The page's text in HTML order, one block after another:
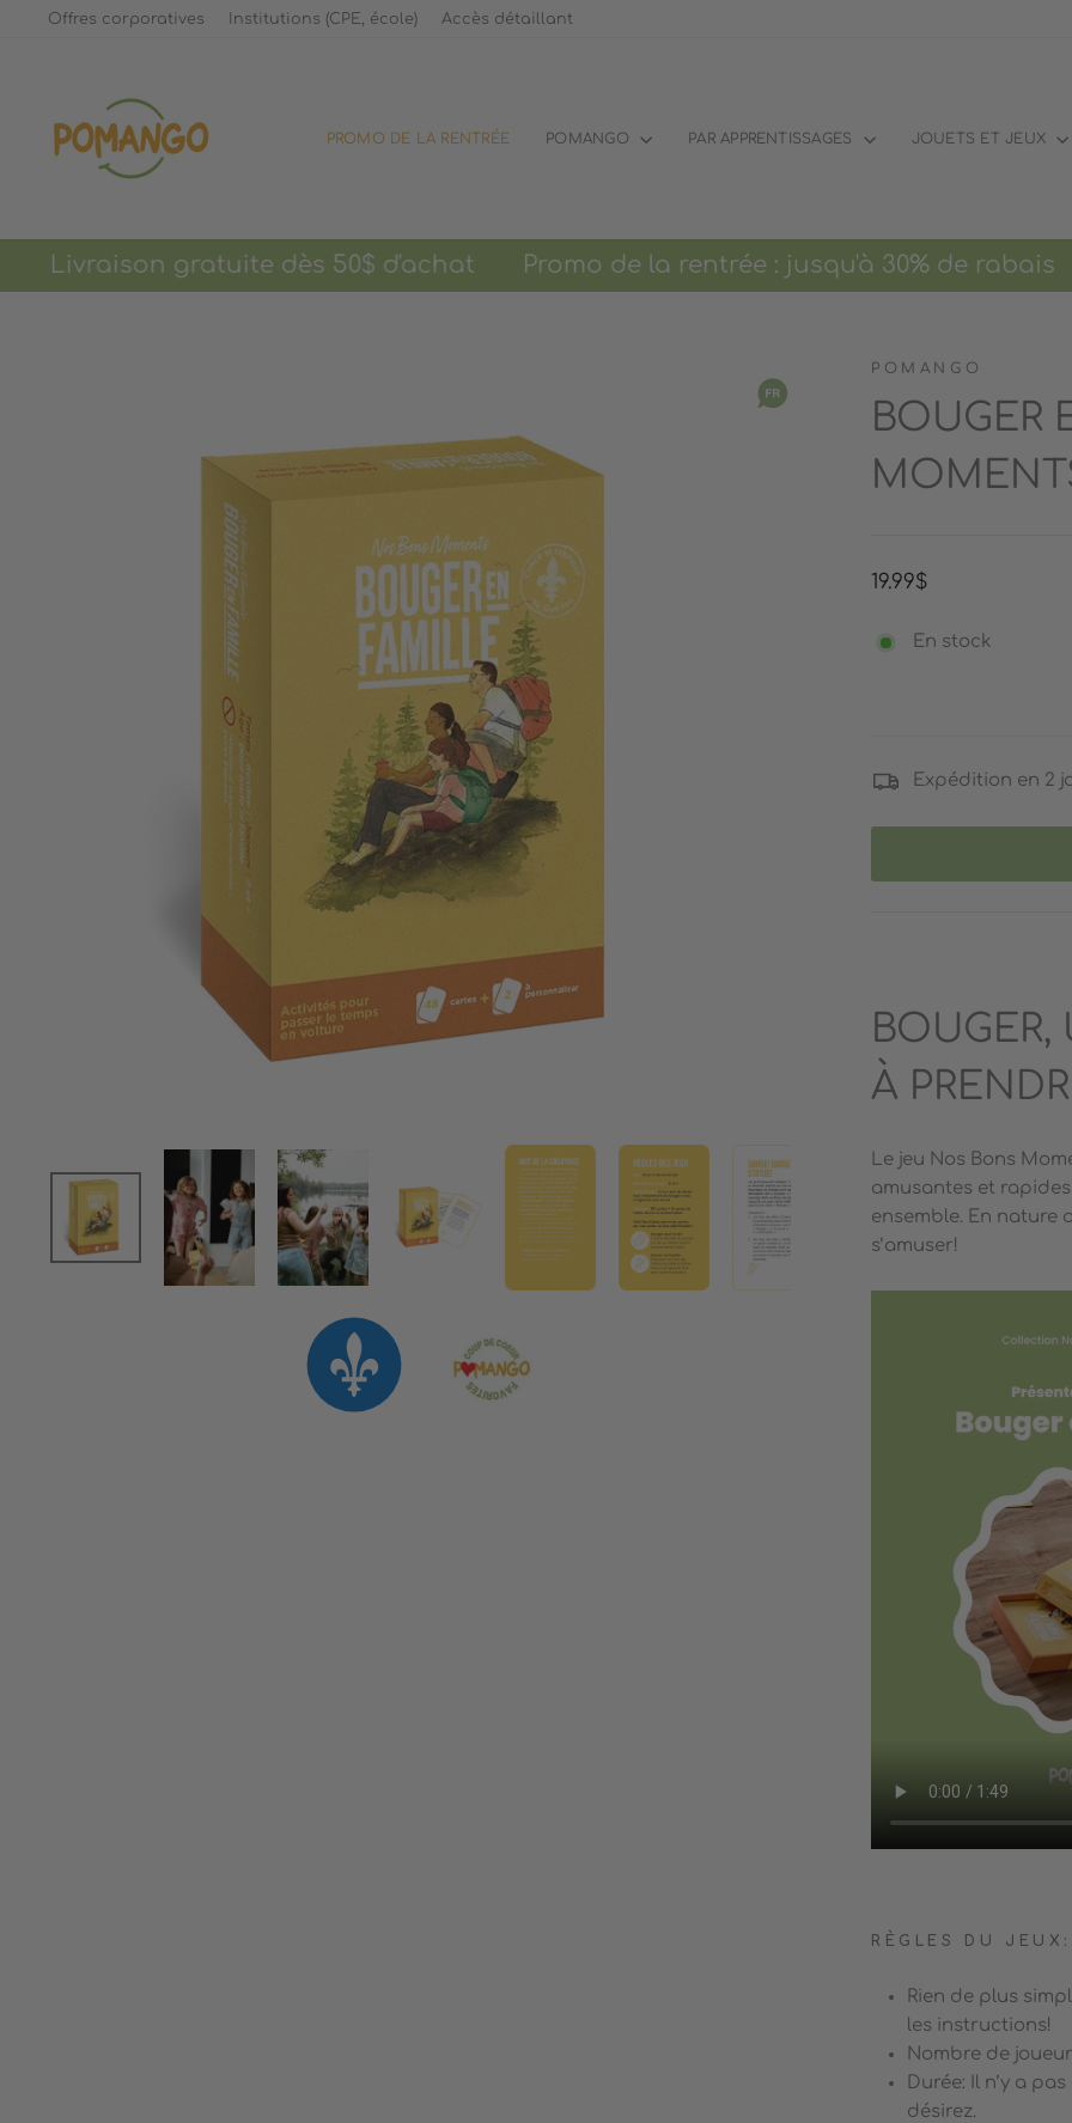
PasserOffres corporatives Institutions (CPE, école) Accès détaillant
PROMO DE LA RENTRÉE POMANGO PAR APPRENTISSAGES JOUETS ET JEUX
gratuite dès 50$ d'achat Promo de la rentrée : jusqu'à 30% de rabais
POMANGO
BOUGER
Prix
19.99$
En stock
Expédition en 2
À
Le jeu Nos Bons
amusantes et
ensemble. En nature
s’amuser!
RÈGLES DU JEUX:
Rien de plus
les instructions!
Nombre de
Durée: Il n’y a
désirez.